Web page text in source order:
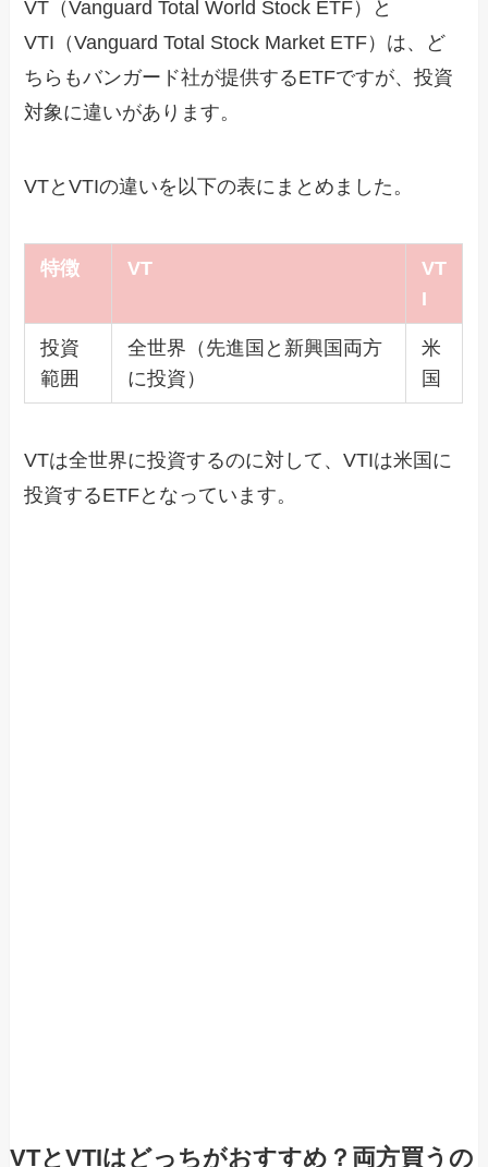
VT（Vanguard Total World Stock ETF）と
VTI（Vanguard Total Stock Market ETF）は、ど
ちらもバンガード社が提供するETFですが、投資
対象に違いがあります。
VTとVTIの違いを以下の表にまとめました。
特徴 VT
VT
I
投資
範囲
全世界（先進国と新興国両方
に投資）
米
国
VTは全世界に投資するのに対して、VTIは米国に
投資するETFとなっています。
VTとVTIはどっちがおすすめ？両方買うの